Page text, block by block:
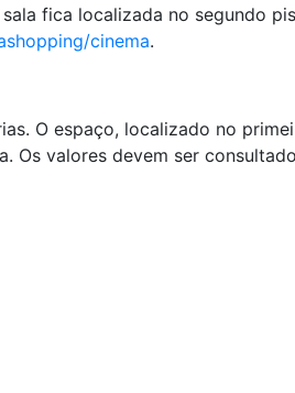
sala fica localizada no segundo
cinema.
O espaço, localizado no
Os valores devem ser